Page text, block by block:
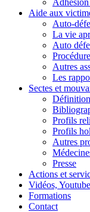
Aide aux
Auto-
La vie
Auto
Autres
Les
Sectes et
Définition
Profils
Profils
Autres
Presse
Actions et
Vidéos,
Formations
Contact